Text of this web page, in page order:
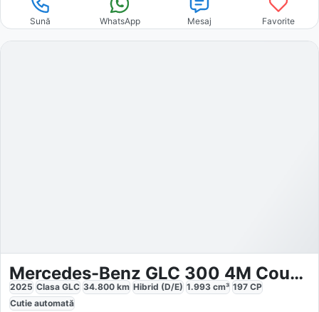
Sună WhatsApp Mesaj Favorite
Mercedes-Benz GLC 300 4M Coupé AMG Line 360 AHK
2025 Clasa GLC 34.800 km Hibrid (D/E) 1.993 cm³ 197 CP
Cutie automată